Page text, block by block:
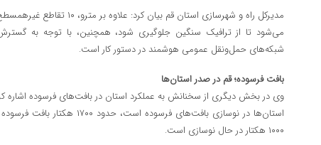
مدیرکل راه و شهرسازی استان قم
می‌شود تا از ترافیک سنگین جلوگیری شود، همچنین، با توجه به گسترش
شبکه‌های حمل‌ونقل عمومی هوشمند در دستور کار است.
بافت فرسوده؛ قم در صدر استان‌ها
وی در بخش دیگری از سخنانش به عملکرد استان در بافت‌های فرسوده اشاره
استان‌ها در نوسازی بافت‌های
۱۰۰۰ هکتار در حال نوسازی است.